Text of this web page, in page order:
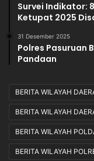
Survei Indikator:
Ketupat 2025
31 Desember 2025
Polres Pasuruan
Pandaan
BERITA WILAYAH
BERITA WILAYAH
BERITA WILAYAH
BERITA WILAYAH